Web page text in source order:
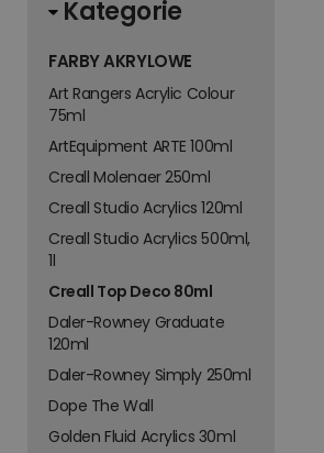
Kategorie
FARBY AKRYLOWE
Art Rangers Acrylic Colour
75ml
ArtEquipment ARTE 100ml
Creall Molenaer 250ml
Creall Studio Acrylics 120ml
Creall Studio Acrylics 500ml,
1l
Creall Top Deco 80ml
Daler-Rowney Graduate
120ml
Daler-Rowney Simply 250ml
Dope The Wall
Golden Fluid Acrylics 30ml